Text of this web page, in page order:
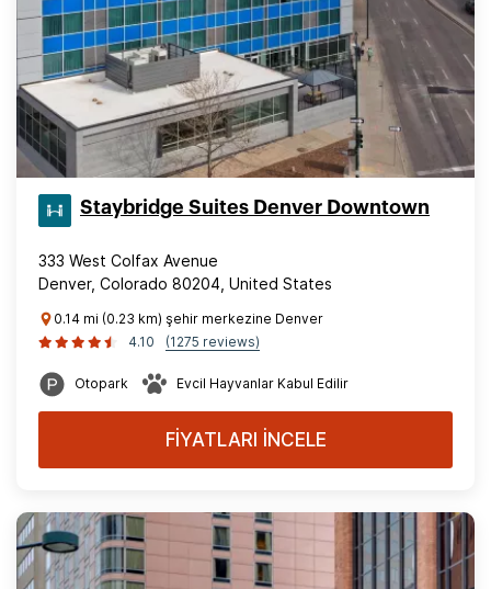
Staybridge Suites Denver Downtown
333 West Colfax Avenue
Denver, Colorado 80204, United States
0.14 mi (0.23 km) şehir merkezine Denver
4.10
(1275 reviews)
Otopark Evcil Hayvanlar Kabul Edilir
FİYATLARI İNCELE